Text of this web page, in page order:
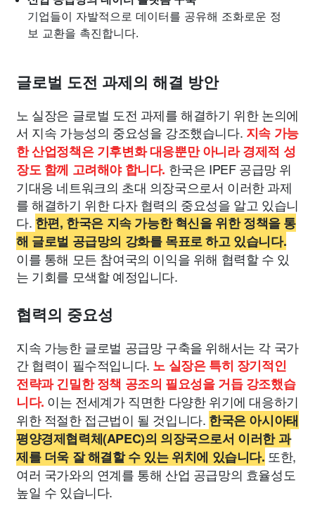
기업들이 자발적으로 데이터를 공유해 조화로운 정
보 교환을 촉진합니다.
글로벌 도전 과제의 해결 방안
노 실장은 글로벌 도전 과제를 해결하기 위한 논의에
서 지속 가능성의 중요성을 강조했습니다. 지속 가능
한 산업정책은 기후변화 대응뿐만 아니라 경제적 성
장도 함께 고려해야 합니다. 한국은 IPEF 공급망 위
기대응 네트워크의 초대 의장국으로서 이러한 과제
를 해결하기 위한 다자 협력의 중요성을 알고 있습니
다. 한편, 한국은 지속 가능한 혁신을 위한 정책을 통
해 글로벌 공급망의 강화를 목표로 하고 있습니다.
이를 통해 모든 참여국의 이익을 위해 협력할 수 있
는 기회를 모색할 예정입니다.
협력의 중요성
지속 가능한 글로벌 공급망 구축을 위해서는 각 국가
간 협력이 필수적입니다. 노 실장은 특히 장기적인
전략과 긴밀한 정책 공조의 필요성을 거듭 강조했습
니다. 이는 전세계가 직면한 다양한 위기에 대응하기
위한 적절한 접근법이 될 것입니다. 한국은 아시아태
평양경제협력체(APEC)의 의장국으로서 이러한 과
제를 더욱 잘 해결할 수 있는 위치에 있습니다. 또한,
여러 국가와의 연계를 통해 산업 공급망의 효율성도
높일 수 있습니다.